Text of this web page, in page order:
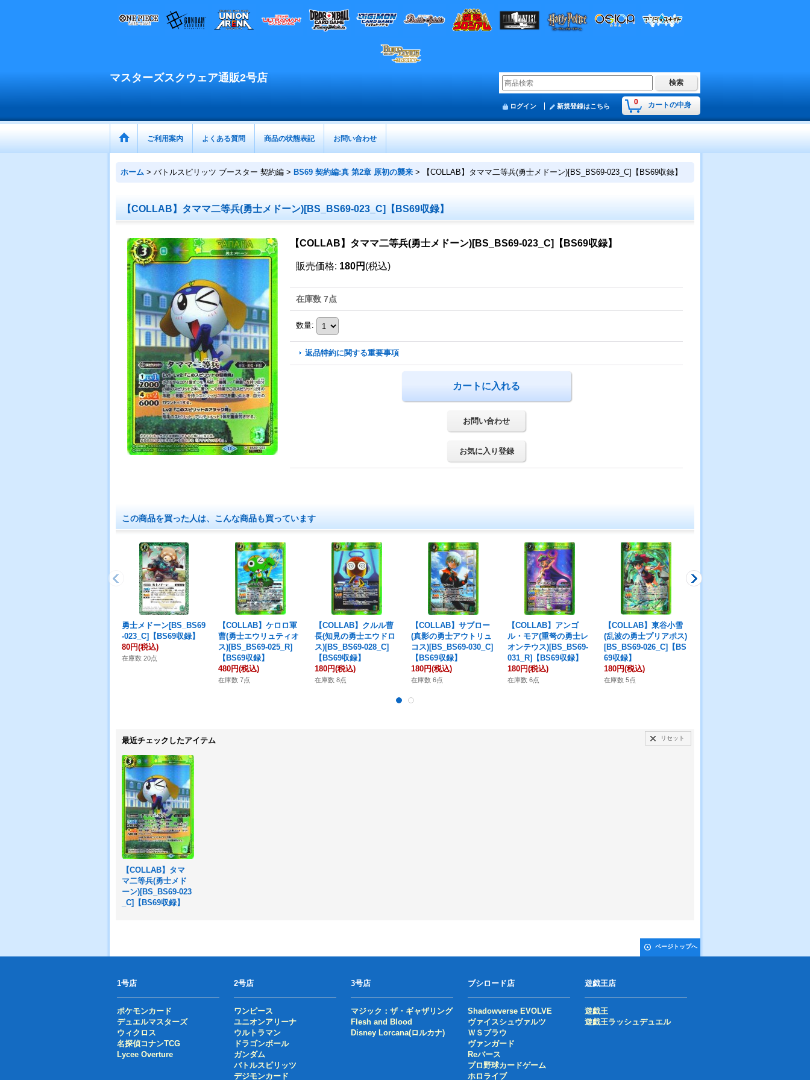
マスターズスクウェア通販2号店
0 カートの中身
ログイン 新規登録はこちら
ご利用案内 よくある質問 商品の状態表記 お問い合わせ
ホーム > バトルスピリッツ ブースター 契約編 > BS69 契約編:真 第2章 原初の襲来 > 【COLLAB】タママ二等兵(勇士メドーン)[BS_BS69-023_C]【BS69収録】
【COLLAB】タママ二等兵(勇士メドーン)[BS_BS69-023_C]【BS69収録】
【COLLAB】タママ二等兵(勇士メドーン)[BS_BS69-023_C]【BS69収録】
販売価格: 180円 (税込)
在庫数 7点
数量:
返品特約に関する重要事項
お問い合わせ
お気に入り登録
この商品を買った人は、こんな商品も買っています
勇士メドーン[BS_BS69
-023_C]【BS69収録】
80円(税込)
在庫数 20点
【COLLAB】ケロロ軍
曹(勇士エウリュティオ
ス)[BS_BS69-025_R]
【BS69収録】
480円(税込)
在庫数 7点
【COLLAB】クルル曹
長(知見の勇士エウドロ
ス)[BS_BS69-028_C]
【BS69収録】
180円(税込)
在庫数 8点
【COLLAB】サブロー
(真影の勇士アウトリュ
コス)[BS_BS69-030_C]
【BS69収録】
180円(税込)
在庫数 6点
【COLLAB】アンゴ
ル・モア(重弩の勇士レ
オンテウス)[BS_BS69-
031_R]【BS69収録】
180円(税込)
在庫数 6点
【COLLAB】東谷小雪
(乱波の勇士プリアポス)
[BS_BS69-026_C]【BS
69収録】
180円(税込)
在庫数 5点
最近チェックしたアイテム リセット
【COLLAB】タマ
マ二等兵(勇士メド
ーン)[BS_BS69-023
_C]【BS69収録】
ページトップへ
1号店
ポケモンカード
デュエルマスターズ
ウィクロス
名探偵コナンTCG
Lycee Overture
2号店
ワンピース
ユニオンアリーナ
ウルトラマン
ドラゴンボール
ガンダム
バトルスピリッツ
デジモンカード
3号店
マジック：ザ・ギャザリング
Flesh and Blood
Disney Lorcana(ロルカナ)
ブシロード店
Shadowverse EVOLVE
ヴァイスシュヴァルツ
ＷＳブラウ
ヴァンガード
Reバース
プロ野球カードゲーム
ホロライブ
遊戯王店
遊戯王
遊戯王ラッシュデュエル